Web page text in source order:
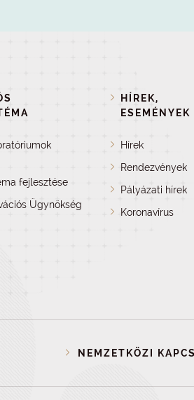
fejlesztése
Ügynökség
HÍREK,
ESEMÉNYEK
Hírek
Rendezvények
Pályázati hírek
Koronavírus
NEMZETKÖZI